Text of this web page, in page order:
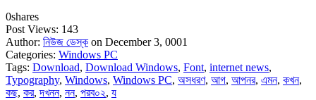
0shares
Post Views: 143
Author: নিউজ ডেস্ক on December 3, 0001
Categories: Windows PC
Tags: Download, Download Windows, Font, internet news,
Typography, Windows, Windows PC, অসধরণ, আগ, আপনর, এমন, কখন,
কছ, কর,দখনন, নন, পরব০২, য